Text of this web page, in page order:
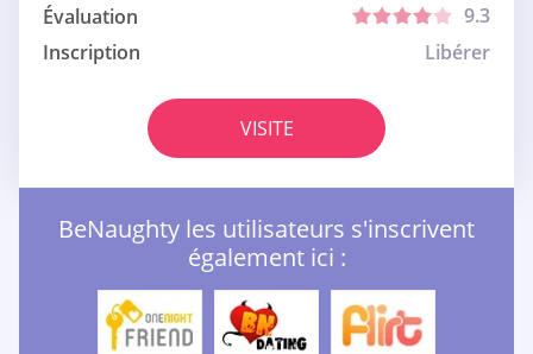
Évaluation
9.3
Inscription
Libérer
VISITE
BeNaughty les utilisateurs s'inscrivent
également ici :